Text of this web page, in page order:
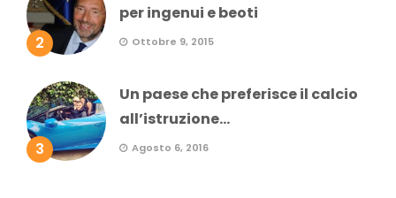
2
per ingenui e beoti
Ottobre 9, 2015
3
Un paese che preferisce il calcio
all’istruzione...
Agosto 6, 2016